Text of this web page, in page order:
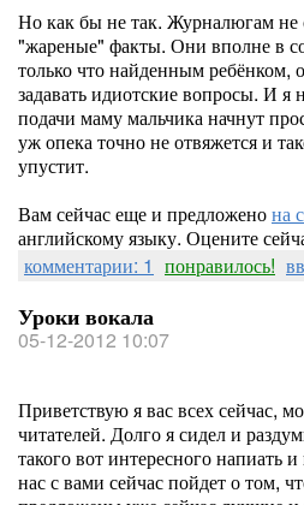
Но как бы не так. Журналюгам не
"жареные" факты. Они вполне в
только что найденным ребёнком,
задавать идиотские вопросы. И я
подачи маму мальчика начнут
уж опека точно не отвяжется и
упустит.
Вам сейчас еще и предложенона
английскому языку. Оцените
комментарии: 1 понравилось!
Уроки вокала
05-12-2012 10:07
Приветствую я вас всех сейчас,
читателей. Долго я сидел и
такого вот интересного напиать
нас с вами сейчас пойдет о том,